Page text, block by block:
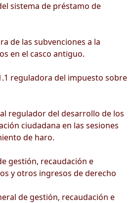
sistema de préstamo de
de las subvenciones a la
en el casco antiguo.
reguladora del impuesto sobre
regulador del desarrollo de los
ciudadana en las sesiones
de haro.
gestión, recaudación e
y otros ingresos de derecho
de gestión, recaudación e